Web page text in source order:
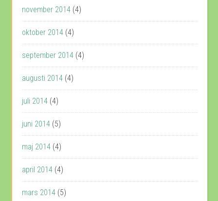
november 2014 (4)
oktober 2014 (4)
september 2014 (4)
augusti 2014 (4)
juli 2014 (4)
juni 2014 (5)
maj 2014 (4)
april 2014 (4)
mars 2014 (5)